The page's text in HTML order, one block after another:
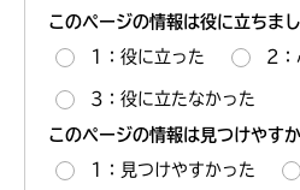
このページの情報は役に立ちま
1：役に立った 2：
3：役に立たなかった
このページの情報は見つけやす
1：見つけやすかった